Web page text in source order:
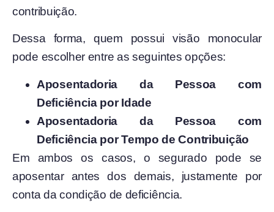
contribuição.
Dessa forma, quem possui visão monocular
pode escolher entre as seguintes opções:
Aposentadoria da Pessoa com
Deficiência por Idade
Aposentadoria da Pessoa com
Deficiência por Tempo de Contribuição
Em ambos os casos, o segurado pode se
aposentar antes dos demais, justamente por
conta da condição de deficiência.